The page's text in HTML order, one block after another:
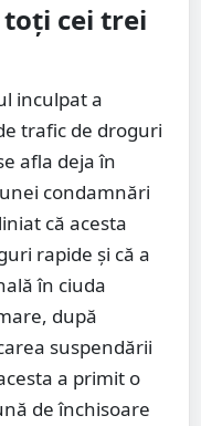
cei trei
inculpat a
trafic de droguri
afla deja în
condamnări
că acesta
rapide și că a
în ciuda
după
suspendării
a primit o
de închisoare